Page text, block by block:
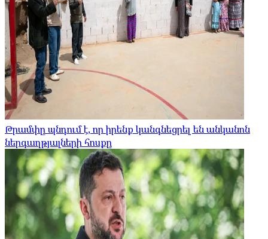
Թրամփը պնդում է, որ իրենք կանգնեցրել են անկանոն
ներգաղթյալների հոսքը